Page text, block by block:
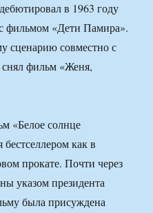
в 1963 году
фильмом «Дети Памира».
сценарию совместно с
фильм «Женя,
«Белое солнце
как в
прокате. Почти через
указом президента
была присуждена